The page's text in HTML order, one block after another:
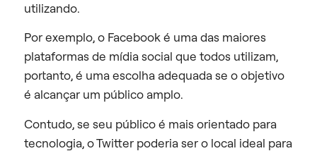
utilizando.
Por exemplo, o Facebook é uma das maiores
plataformas de mídia social que todos utilizam,
portanto, é uma escolha adequada se o objetivo
é alcançar um público amplo.
Contudo, se seu público é mais orientado para
tecnologia, o Twitter poderia ser o local ideal para